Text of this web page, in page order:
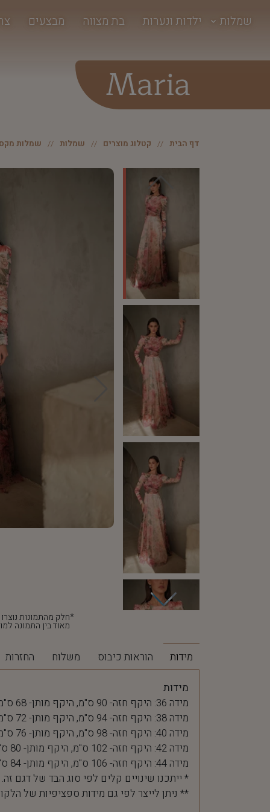
שמלות ילדות ונערות בת מצווה מבצעים
Maria
דף הבית קטלוג מוצרים שמלות שמלות
מאוד בין התמונה
מידות הוראות כיבוס משלוח החזרות
מידות
מידה 36: היקף חזה- 90 ס"מ, היקף מותן- 68 ס"מ
מידה 38: היקף חזה- 94 ס"מ, היקף מותן- 72 ס"מ
מידה 40: היקף חזה- 98 ס"מ, היקף מותן- 76 ס"מ
מידה 42: היקף חזה- 102 ס"מ, היקף מותן- 80 ס"מ
מידה 44: היקף חזה- 106 ס"מ, היקף מותן- 84 ס"מ
* ייתכנו שינויים קלים לפי סוג הבד של דגם
** ניתן לייצר לפי גם מידות ספציפיות של